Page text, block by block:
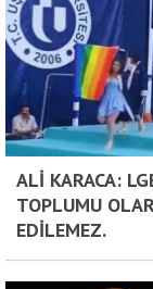
ALİ KARACA:
TOPLUMU
EDİLEMEZ.